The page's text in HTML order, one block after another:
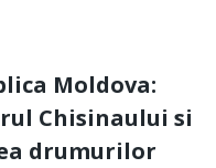
Moldova:
Chisinaului si
drumurilor